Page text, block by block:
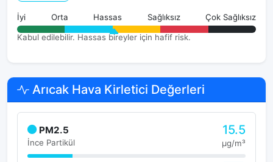
İyi Orta Hassas Sağlıksız Çok Sağlıksız
Kabul edilebilir. Hassas bireyler için hafif risk.
Arıcak Hava Kirletici Değerleri
PM2.5
İnce Partikül
15.5
μg/m³